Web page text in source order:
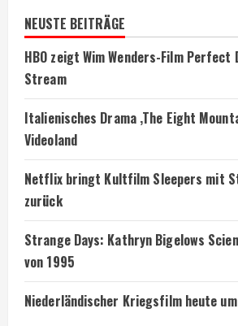
NEUSTE BEITRÄGE
HBO zeigt Wim Wenders-Film
Stream
Italienisches Drama ‚The Eight
Videoland
Netflix bringt Kultfilm Sleepers mit
zurück
Strange Days: Kathryn Bigelows
von 1995
Niederländischer Kriegsfilm heute